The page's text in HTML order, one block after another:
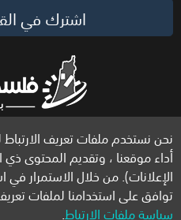
نحن نستخدم ملفات تعريف
أداء موقعنا ، وتقديم المحتوى
الإعلانات). من خلال الاستمرار
توافق على استخدامنا لملفات
سياسة ملفات الارتباط.
اشترك في
الحقوق محفوظة لموقع